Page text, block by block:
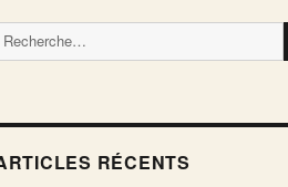
Recherche
:
RÉCENTS